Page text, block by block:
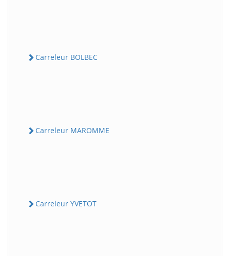
Carreleur BOLBEC
Carreleur MAROMME
Carreleur YVETOT